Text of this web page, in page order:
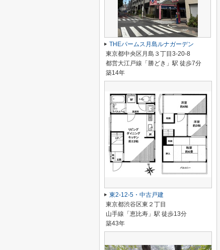
THEパームス月島ルナガーデン
東京都中央区月島３丁目3-20-8
都営大江戸線「勝どき」駅 徒歩7分
築14年
東2-12-5・中古戸建
東京都渋谷区東２丁目
山手線「恵比寿」駅 徒歩13分
築43年